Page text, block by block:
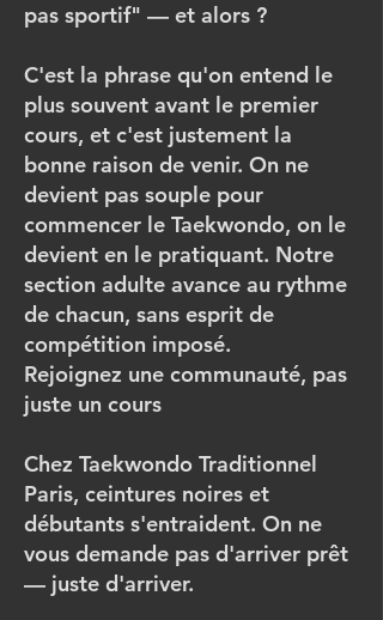
pas sportif" — et alors ?
C'est la phrase qu'on entend le
plus souvent avant le premier
cours, et c'est justement la
bonne raison de venir. On ne
devient pas souple pour
commencer le Taekwondo, on le
devient en le pratiquant. Notre
section adulte avance au rythme
de chacun, sans esprit de
compétition imposé.
Rejoignez une communauté, pas
juste un cours
Chez Taekwondo Traditionnel
Paris, ceintures noires et
débutants s'entraident. On ne
vous demande pas d'arriver prêt
— juste d'arriver.